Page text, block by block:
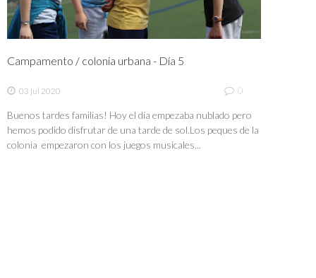
Campamento / colonia urbana - Día 5
03 jul 2020 0
Buenos tardes familias! Hoy el día empezaba nublado pero
hemos podido disfrutar de una tarde de sol.Los peques de la
colonia empezaron con los juegos musicales...